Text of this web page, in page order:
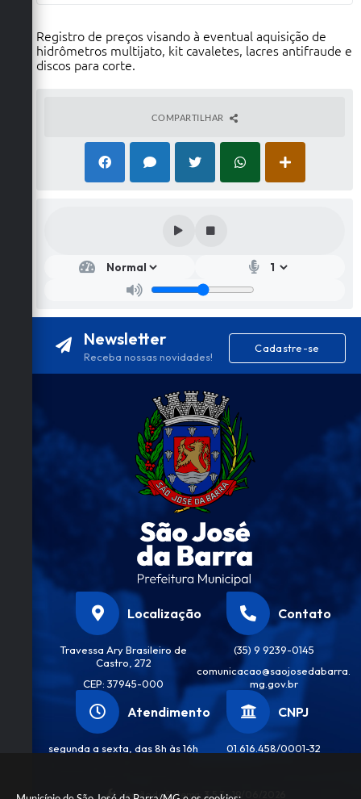
Registro de preços visando à eventual aquisição de
hidrômetros multijato, kit cavaletes, lacres antifraude e
discos para corte.
COMPARTILHAR
Newsletter
Receba nossas novidades!
Cadastre-se
Localização
Travessa Ary Brasileiro de
Castro, 272
CEP: 37945-000
Contato
(35) 9 9239-0145
comunicacao@saojosedabarra.
mg.gov.br
Atendimento
segunda a sexta, das 8h às 16h
CNPJ
01.616.458/0001-32
Versão do Sistema: 3.5.3 - 19/06/2026